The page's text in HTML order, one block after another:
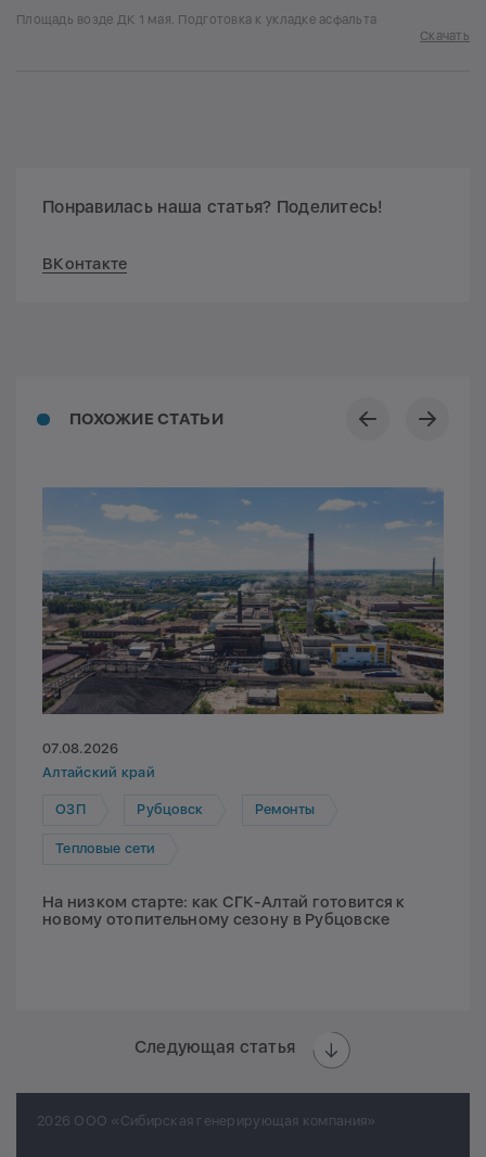
Площадь возде ДК 1 мая. Подготовка к укладке асфальта
Скачать
Понравилась наша статья? Поделитесь!
ВКонтакте
ПОХОЖИЕ СТАТЬИ
07.08.2026
Алтайский край
ОЗП Рубцовск Ремонты
Тепловые сети
На низком старте: как СГК-Алтай готовится к
новому отопительному сезону в Рубцовске
Следующая статья
2026 ООО «Сибирская генерирующая компания»